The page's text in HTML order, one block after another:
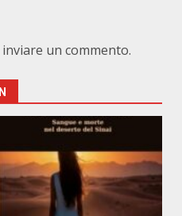
un commento.